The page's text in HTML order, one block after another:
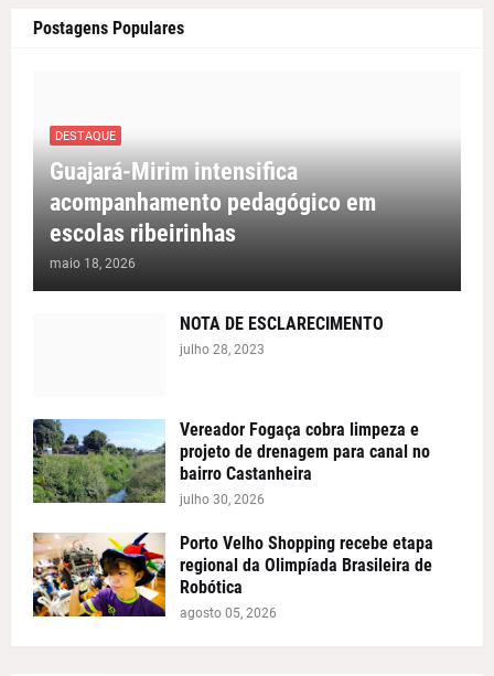
Postagens Populares
DESTAQUE
Guajará-Mirim intensifica
acompanhamento pedagógico em
escolas ribeirinhas
maio 18, 2026
NOTA DE ESCLARECIMENTO
julho 28, 2023
Vereador Fogaça cobra limpeza e
projeto de drenagem para canal no
bairro Castanheira
julho 30, 2026
Porto Velho Shopping recebe etapa
regional da Olimpíada Brasileira de
Robótica
agosto 05, 2026